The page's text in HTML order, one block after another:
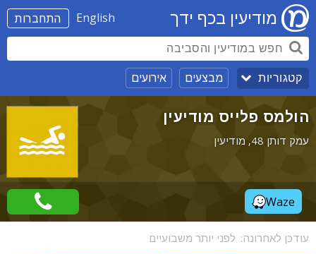
התחברות English מודיעין בכף ידך
קטגוריות מבצעים אירועים
הולמס פלייס מודיעין
עמק דותן 48, מודיעין
Waze
עודכן לאחרונה: לפני יותר משבועיים